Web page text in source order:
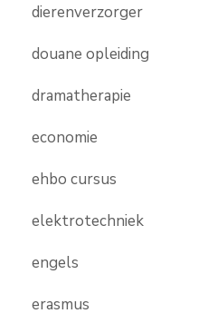
dierenverzorger
douane opleiding
dramatherapie
economie
ehbo cursus
elektrotechniek
engels
erasmus